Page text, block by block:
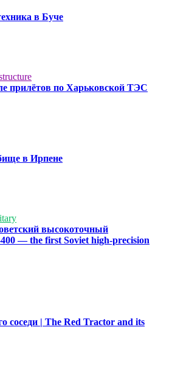
в Буче
прилётов по Харьковской ТЭС
в Ирпене
высокоточный
— the first Soviet high-precision
соседи | The Red Tractor and its